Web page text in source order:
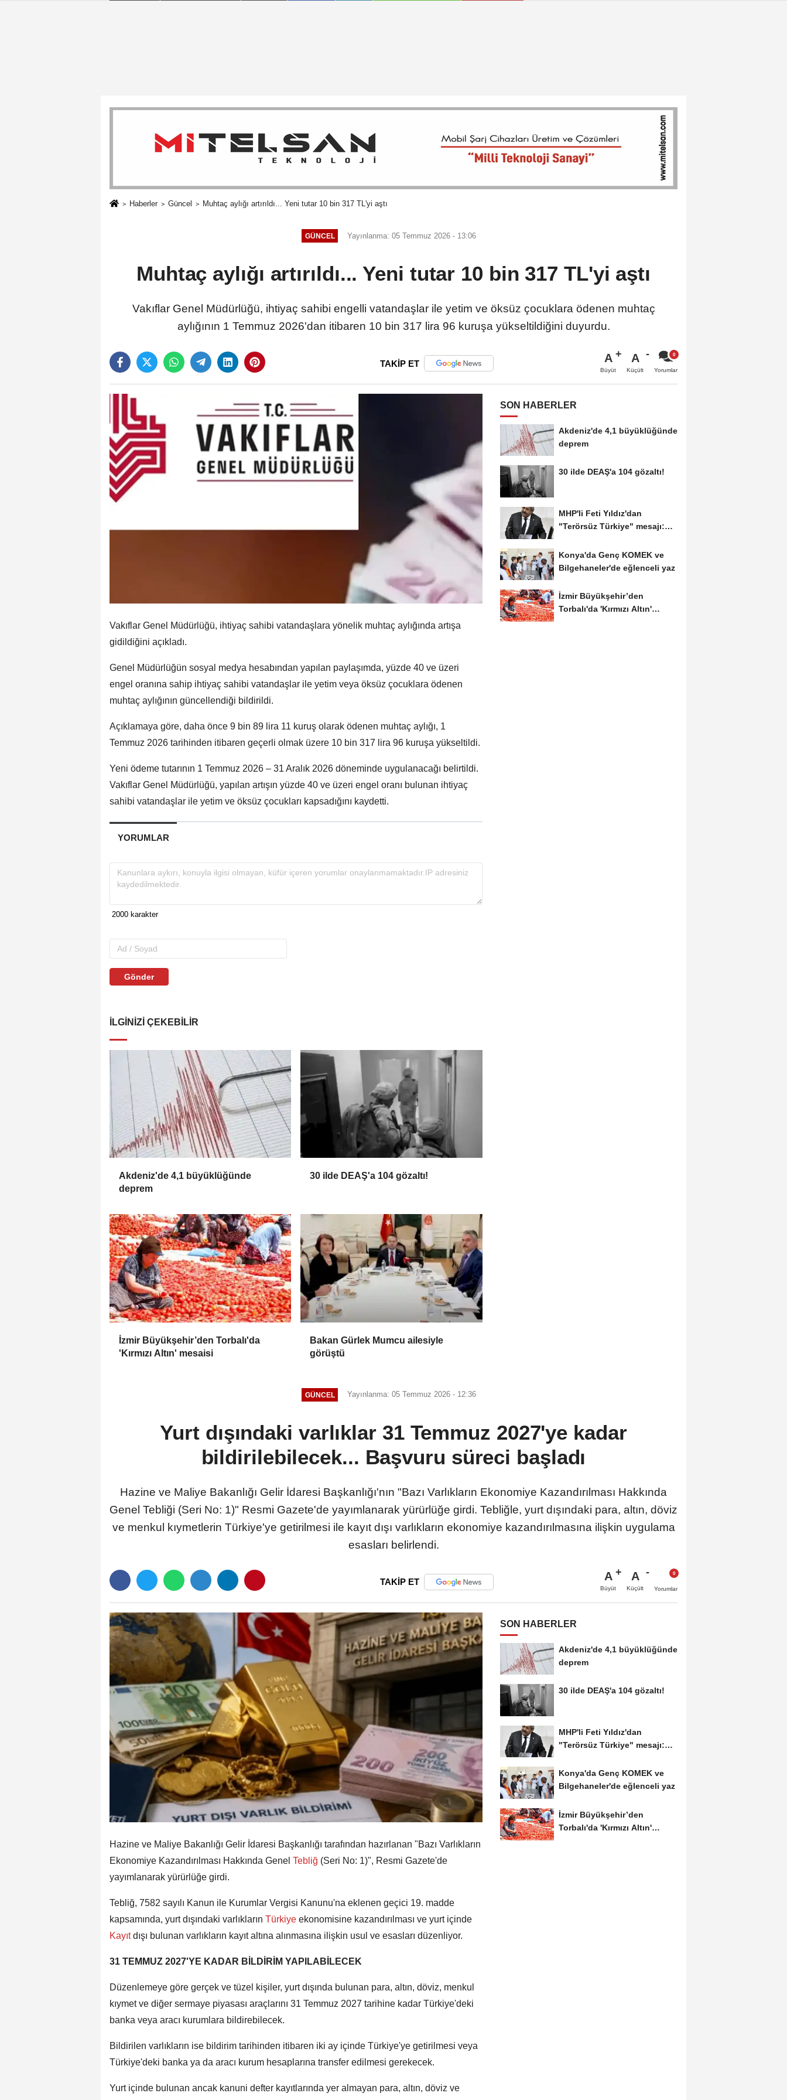
Haberler Güncel Muhtaç aylığı artırıldı... Yeni tutar 10 bin 317 TL'yi aştı
GÜNCEL Yayınlanma: 05 Temmuz 2026 - 13:06
Muhtaç aylığı artırıldı... Yeni tutar 10 bin 317 TL'yi aştı
Vakıflar Genel Müdürlüğü, ihtiyaç sahibi engelli vatandaşlar ile yetim ve öksüz çocuklara ödenen muhtaç
aylığının 1 Temmuz 2026'dan itibaren 10 bin 317 lira 96 kuruşa yükseltildiğini duyurdu.
TAKİP ET A
Büyüt
A
Küçült Yorumlar
Vakıflar Genel Müdürlüğü, ihtiyaç sahibi vatandaşlara yönelik muhtaç aylığında artışa
gidildiğini açıkladı.
Genel Müdürlüğün sosyal medya hesabından yapılan paylaşımda, yüzde 40 ve üzeri
engel oranına sahip ihtiyaç sahibi vatandaşlar ile yetim veya öksüz çocuklara ödenen
muhtaç aylığının güncellendiği bildirildi.
Açıklamaya göre, daha önce 9 bin 89 lira 11 kuruş olarak ödenen muhtaç aylığı, 1
Temmuz 2026 tarihinden itibaren geçerli olmak üzere 10 bin 317 lira 96 kuruşa yükseltildi.
Yeni ödeme tutarının 1 Temmuz 2026 – 31 Aralık 2026 döneminde uygulanacağı belirtildi.
Vakıflar Genel Müdürlüğü, yapılan artışın yüzde 40 ve üzeri engel oranı bulunan ihtiyaç
sahibi vatandaşlar ile yetim ve öksüz çocukları kapsadığını kaydetti.
YORUMLAR
Gönder
İLGINIZI ÇEKEBILIR
Akdeniz'de 4,1 büyüklüğünde
deprem
30 ilde DEAŞ'a 104 gözaltı!
İzmir Büyükşehir’den Torbalı'da
'Kırmızı Altın' mesaisi
Bakan Gürlek Mumcu ailesiyle
görüştü
SON HABERLER
Akdeniz'de 4,1 büyüklüğünde
deprem
30 ilde DEAŞ'a 104 gözaltı!
MHP'li Feti Yıldız'dan
"Terörsüz Türkiye" mesajı:
Konya'da Genç KOMEK ve
Bilgehaneler'de eğlenceli yaz
İzmir Büyükşehir’den
Torbalı'da 'Kırmızı Altın'
GÜNCEL Yayınlanma: 05 Temmuz 2026 - 12:36
Yurt dışındaki varlıklar 31 Temmuz 2027'ye kadar
bildirilebilecek... Başvuru süreci başladı
Hazine ve Maliye Bakanlığı Gelir İdaresi Başkanlığı'nın "Bazı Varlıkların Ekonomiye Kazandırılması Hakkında
Genel Tebliği (Seri No: 1)" Resmi Gazete'de yayımlanarak yürürlüğe girdi. Tebliğle, yurt dışındaki para, altın, döviz
ve menkul kıymetlerin Türkiye'ye getirilmesi ile kayıt dışı varlıkların ekonomiye kazandırılmasına ilişkin uygulama
esasları belirlendi.
TAKİP ET A
Büyüt
A
Küçült Yorumlar
Hazine ve Maliye Bakanlığı Gelir İdaresi Başkanlığı tarafından hazırlanan "Bazı Varlıkların
Ekonomiye Kazandırılması Hakkında Genel Tebliğ (Seri No: 1)", Resmi Gazete'de
yayımlanarak yürürlüğe girdi.
Tebliğ, 7582 sayılı Kanun ile Kurumlar Vergisi Kanunu'na eklenen geçici 19. madde
kapsamında, yurt dışındaki varlıkların Türkiye ekonomisine kazandırılması ve yurt içinde
Kayıtdışı bulunan varlıkların kayıt altına alınmasına ilişkin usul ve esasları düzenliyor.
31 TEMMUZ 2027'YE KADAR BİLDİRİM YAPILABİLECEK
Düzenlemeye göre gerçek ve tüzel kişiler, yurt dışında bulunan para, altın, döviz, menkul
kıymet ve diğer sermaye piyasası araçlarını 31 Temmuz 2027 tarihine kadar Türkiye'deki
banka veya aracı kurumlara bildirebilecek.
Bildirilen varlıkların ise bildirim tarihinden itibaren iki ay içinde Türkiye'ye getirilmesi veya
Türkiye'deki banka ya da aracı kurum hesaplarına transfer edilmesi gerekecek.
Yurt içinde bulunan ancak kanuni defter kayıtlarında yer almayan para, altın, döviz ve
SON HABERLER
Akdeniz'de 4,1 büyüklüğünde
deprem
30 ilde DEAŞ'a 104 gözaltı!
MHP'li Feti Yıldız'dan
"Terörsüz Türkiye" mesajı:
Konya'da Genç KOMEK ve
Bilgehaneler'de eğlenceli yaz
İzmir Büyükşehir’den
Torbalı'da 'Kırmızı Altın'